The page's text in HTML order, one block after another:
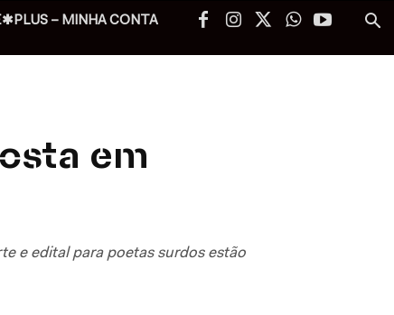
– MINHA CONTA
em
e edital para poetas surdos estão